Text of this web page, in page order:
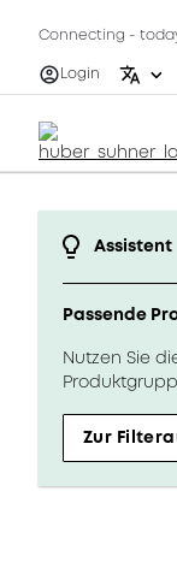
Connecting -
Login
Assistent
Passende
Nutzen Sie
Zur